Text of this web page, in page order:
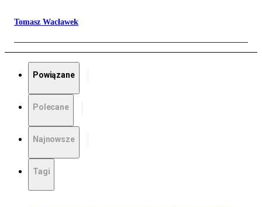
Tomasz Wacławek
Powiązane
Polecane
Najnowsze
Tagi